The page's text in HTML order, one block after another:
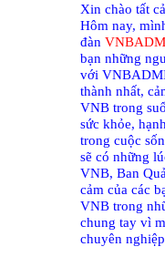
Xin chào tất
Hôm nay,
đàn
bạn những
với
thành nhất,
VNB trong
sức khỏe,
trong cuộc
sẽ có những
VNB, Ban
cảm của các
VNB trong
chung tay vì
chuyên